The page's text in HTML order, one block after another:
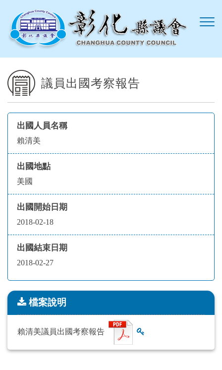
議員出國考察報告
出國人員名稱
賴清美
出國地點
美國
出國開始日期
2018-02-18
出國結束日期
2018-02-27
檔案說明
檔案說明
賴清美議員出國考察報告